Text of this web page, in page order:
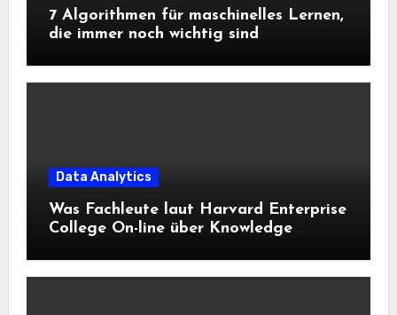
7 Algorithmen für maschinelles Lernen,
die immer noch wichtig sind
Data Analytics
Was Fachleute laut Harvard Enterprise
College On-line über Knowledge